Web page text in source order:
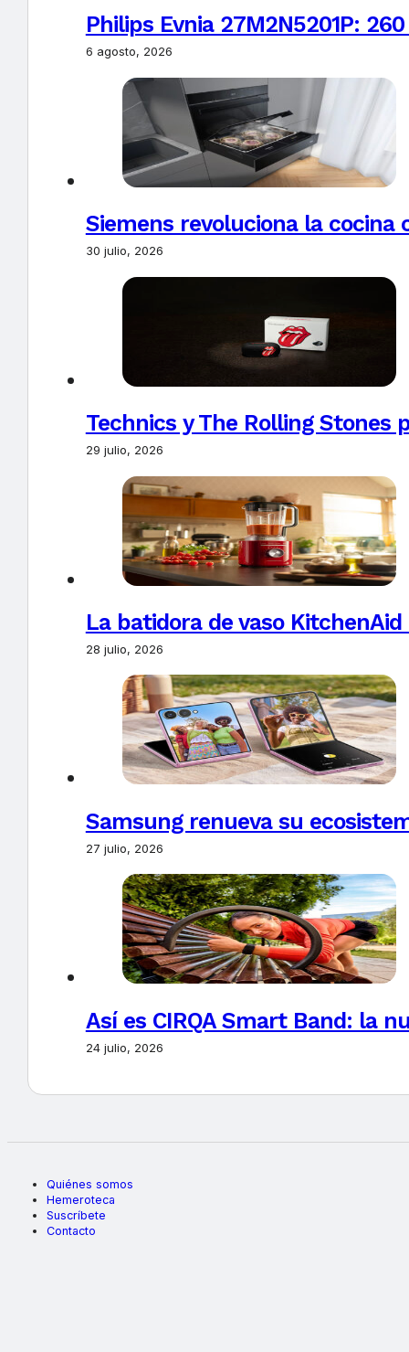
Philips Evnia 27M2N5201P:
6 agosto, 2026
Siemens revoluciona la
30 julio, 2026
Technics y The Rolling Stones
29 julio, 2026
La batidora de vaso
28 julio, 2026
Samsung renueva su
27 julio, 2026
Así es CIRQA Smart Band: la
24 julio, 2026
Quiénes somos
Hemeroteca
Suscríbete
Contacto